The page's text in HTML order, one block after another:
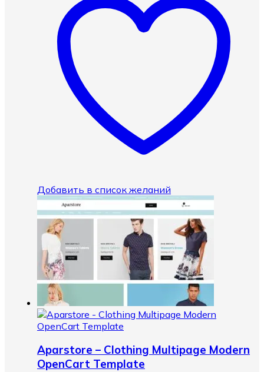
Добавить в список желаний
Aparstore – Clothing Multipage Modern
OpenCart Template